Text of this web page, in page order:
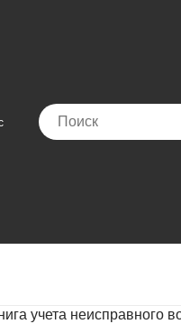
учета неисправного